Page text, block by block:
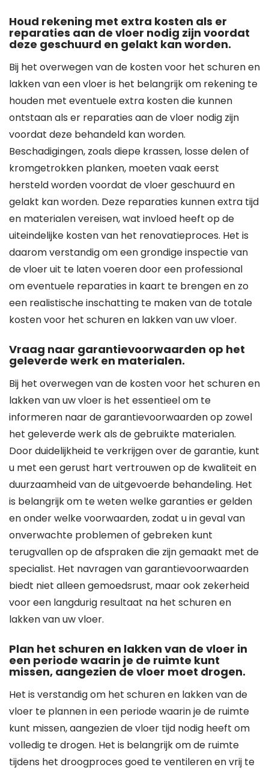
Houd rekening met extra kosten als er
reparaties aan de vloer nodig zijn voordat
deze geschuurd en gelakt kan worden.
Bij het overwegen van de kosten voor het schuren en
lakken van een vloer is het belangrijk om rekening te
houden met eventuele extra kosten die kunnen
ontstaan als er reparaties aan de vloer nodig zijn
voordat deze behandeld kan worden.
Beschadigingen, zoals diepe krassen, losse delen of
kromgetrokken planken, moeten vaak eerst
hersteld worden voordat de vloer geschuurd en
gelakt kan worden. Deze reparaties kunnen extra tijd
en materialen vereisen, wat invloed heeft op de
uiteindelijke kosten van het renovatieproces. Het is
daarom verstandig om een grondige inspectie van
de vloer uit te laten voeren door een professional
om eventuele reparaties in kaart te brengen en zo
een realistische inschatting te maken van de totale
kosten voor het schuren en lakken van uw vloer.
Vraag naar garantievoorwaarden op het
geleverde werk en materialen.
Bij het overwegen van de kosten voor het schuren en
lakken van uw vloer is het essentieel om te
informeren naar de garantievoorwaarden op zowel
het geleverde werk als de gebruikte materialen.
Door duidelijkheid te verkrijgen over de garantie, kunt
u met een gerust hart vertrouwen op de kwaliteit en
duurzaamheid van de uitgevoerde behandeling. Het
is belangrijk om te weten welke garanties er gelden
en onder welke voorwaarden, zodat u in geval van
onverwachte problemen of gebreken kunt
terugvallen op de afspraken die zijn gemaakt met de
specialist. Het navragen van garantievoorwaarden
biedt niet alleen gemoedsrust, maar ook zekerheid
voor een langdurig resultaat na het schuren en
lakken van uw vloer.
Plan het schuren en lakken van de vloer in
een periode waarin je de ruimte kunt
missen, aangezien de vloer moet drogen.
Het is verstandig om het schuren en lakken van de
vloer te plannen in een periode waarin je de ruimte
kunt missen, aangezien de vloer tijd nodig heeft om
volledig te drogen. Het is belangrijk om de ruimte
tijdens het droogproces goed te ventileren en vrij te